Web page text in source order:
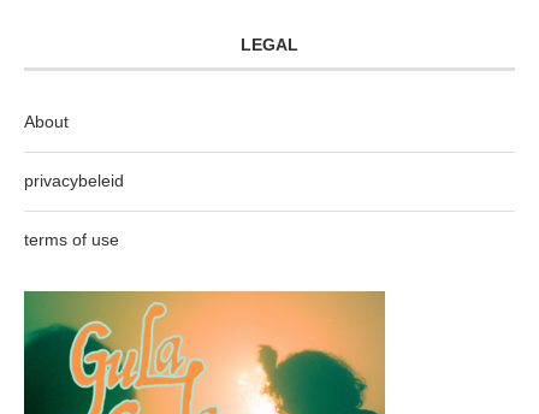
LEGAL
About
privacybeleid
terms of use